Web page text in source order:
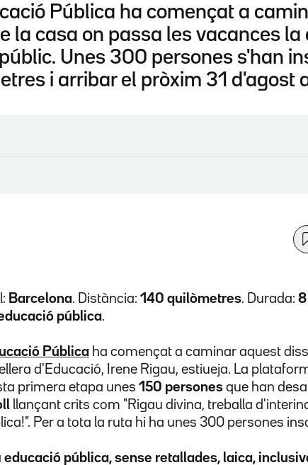
Pública ha començat a
la casa on passa les vacances
Unes 300 persones s'han
i arribar el pròxim 31 d'agost
Barcelona. Distància: 140 quilòmetres. Durada: 8
pública.
Pública ha començat a caminar aquest
d'Educació, Irene Rigau, estiueja. La
primera etapa unes 150 persones que han
llançant crits com "Rigau divina, treballa
Per a tota la ruta hi ha unes 300 persones
educació pública, sense retallades, laica,